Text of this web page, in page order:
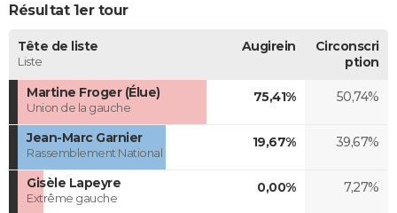
Résultat 1er tour
Tête de liste
Liste
Augirein
Circonscri
ption
Martine Froger (Élue)
Union de la gauche
75,41% 50,74%
Jean-Marc Garnier
Rassemblement National
19,67% 39,67%
Gisèle Lapeyre
Extrême gauche
0,00% 7,27%